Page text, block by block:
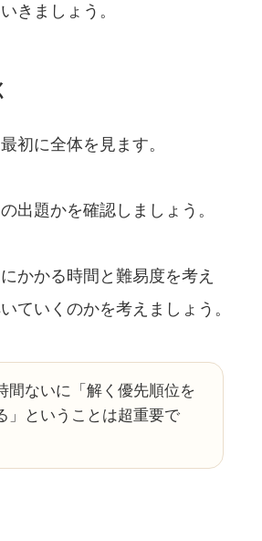
きましょう。
初に全体を見ます。
出題かを確認しましょう。
かかる時間と難易度を考え
ていくのかを考えましょう。
間ないに「解く優先順位を
」ということは超重要で